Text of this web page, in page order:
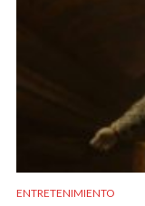
ENTRETENIMIENTO